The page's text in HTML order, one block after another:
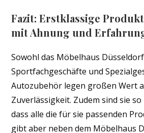
Fazit: Erstklassige
mit Ahnung und
Sowohl das Möbelhaus
Sportfachgeschäfte und
Autozubehör legen großen Wert
Zuverlässigkeit. Zudem sind sie
dass alle die für sie passenden
gibt aber neben dem Möbelhaus